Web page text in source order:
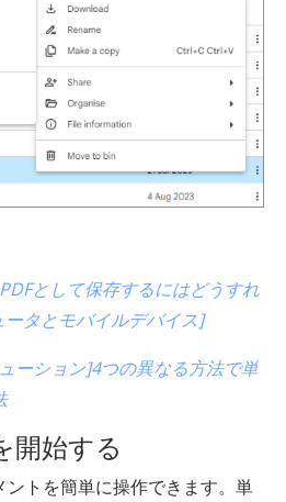
として保存するにはどうすれ
タとモバイルデバイス]
ーション]4つの異なる方法で単
開始する
ントを簡単に操作できます。単